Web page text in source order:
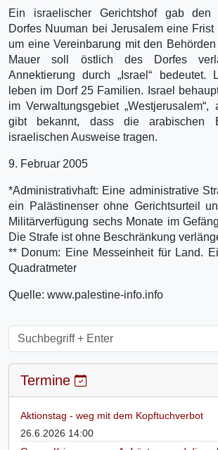
Ein israelischer Gerichtshof gab den
Dorfes Nuuman bei Jerusalem eine Frist
um eine Vereinbarung mit den
Mauer soll östlich des Dorfes
Annektierung durch „Israel“ bedeutet.
leben im Dorf 25 Familien. Israel
im Verwaltungsgebiet „Westjerusalem“,
gibt bekannt, dass die arabischen
israelischen Ausweise tragen.
9. Februar 2005
*Administrativhaft: Eine administrative
ein Palästinenser ohne Gerichtsurteil
Militärverfügung sechs Monate im
Die Strafe ist ohne Beschränkung
** Donum: Eine Messeinheit für Land.
Quadratmeter
Quelle: www.palestine-info.info
Termine
Aktionstag - weg mit dem Kopftuchverbot
26.6.2026 14:00